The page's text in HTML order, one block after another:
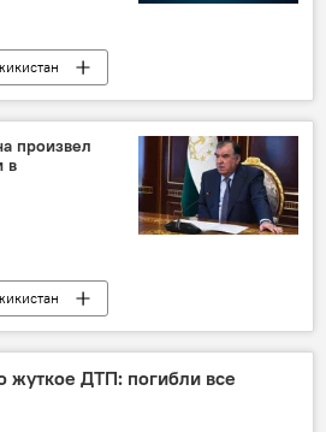
самолет
произвел
в
Рахмон
России
жуткое ДТП: погибли все